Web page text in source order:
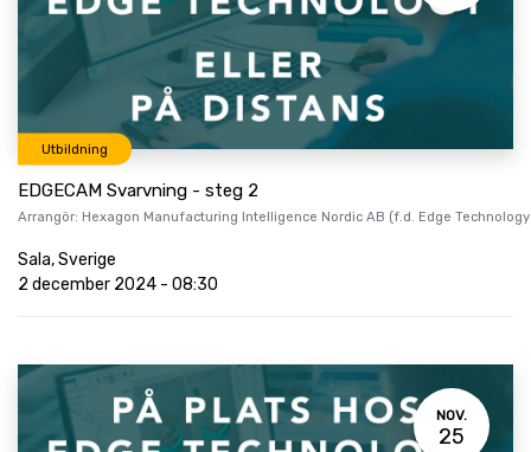
Utbildning
EDGECAM Svarvning - steg 2
Arrangör: Hexagon Manufacturing Intelligence Nordic AB (f.d. Edge
Sala,Sverige
2 december 2024 - 08:30
NOV.
25